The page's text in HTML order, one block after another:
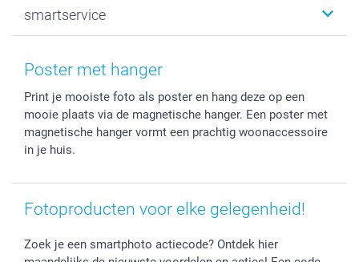
MyNameBook
Stickers en Etiketten
Fotokaders, Decoratie en Snoepjes
Fotokalenders & Fotoagenda's
Communie- en Lentefeest
Geschenken voor hem
Moederdag
Vaderdag
Verjaardag
Duurzaamheid
Voorwaarden
Klachtenregeling
Wettelijke garantie
Privacybeleid
Prijslijst
Jobs & Stages
smartservice
smartgarantie
Betalingsmogelijkheden
Grote bestellingen
Levering
smartfriends
Poster met hanger
Print je mooiste foto als poster en hang deze op een
mooie plaats via de magnetische hanger. Een poster met
magnetische hanger vormt een prachtig woonaccessoire
in je huis.
Fotoproducten voor elke gelegenheid!
Zoek je een smartphoto actiecode? Ontdek hier